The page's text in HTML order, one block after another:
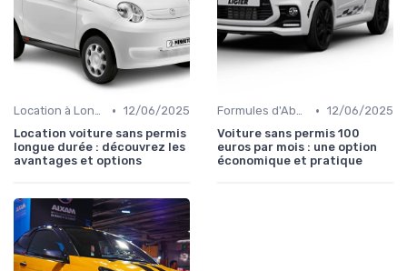
Location à Long Terme • 12/06/2025
Location voiture sans permis
longue durée : découvrez les
avantages et options
Formules d'Abonnement • 12/06/2025
Voiture sans permis 100
euros par mois : une option
économique et pratique